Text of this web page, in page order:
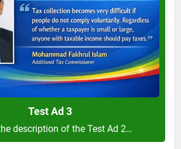
Test Ad 3
description of the Test Ad 2…